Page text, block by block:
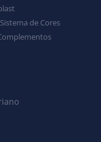
de Cores